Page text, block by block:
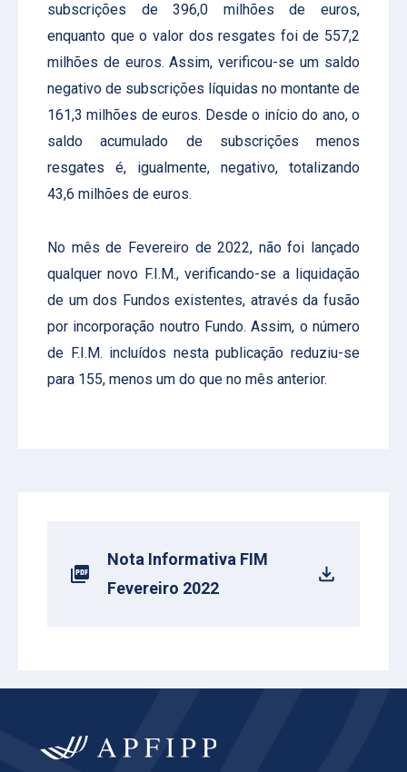
subscrições de 396,0 milhões de euros,
enquanto que o valor dos resgates foi de 557,2
milhões de euros. Assim, verificou-se um saldo
negativo de subscrições líquidas no montante de
161,3 milhões de euros. Desde o início do ano, o
saldo acumulado de subscrições menos
resgates é, igualmente, negativo, totalizando
43,6 milhões de euros.
No mês de Fevereiro de 2022, não foi lançado
qualquer novo F.I.M., verificando-se a liquidação
de um dos Fundos existentes, através da fusão
por incorporação noutro Fundo. Assim, o número
de F.I.M. incluídos nesta publicação reduziu-se
para 155, menos um do que no mês anterior.
Nota Informativa FIM
Fevereiro 2022